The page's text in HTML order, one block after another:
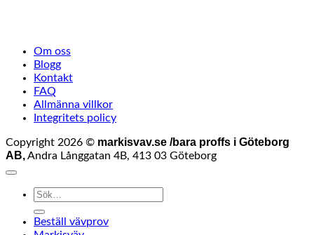
Om oss
Blogg
Kontakt
FAQ
Allmänna villkor
Integritets policy
Copyright 2026 © markisvav.se /bara proffs i Göteborg
AB,Andra Långgatan 4B, 413 03 Göteborg
Sök
Beställ vävprov